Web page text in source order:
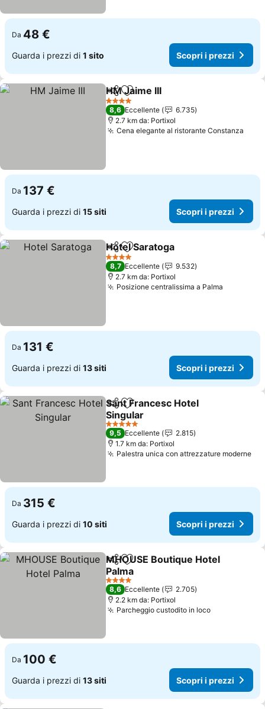
Da 48 €
Guarda i prezzi di 1 sito Scopri i prezzi
CondividiAggiungi ai preferiti
HM Jaime III
4 Stelle
8,6 Eccellente
6.735
2.7 km da: Portixol
Cena elegante al ristorante Constanza
Da 137 €
Guarda i prezzi di 15 siti Scopri i prezzi
CondividiAggiungi ai preferiti
Hotel Saratoga
4 Stelle
8,7 Eccellente
9.532
2.7 km da: Portixol
Posizione centralissima a Palma
Da 131 €
Guarda i prezzi di 13 siti Scopri i prezzi
CondividiAggiungi ai preferiti
Sant Francesc Hotel
Singular
Scopri i prezzi
5 Stelle
9,5 Eccellente
2.815
1.7 km da: Portixol
Palestra unica con attrezzature moderne
Da 315 €
Guarda i prezzi di 10 siti Scopri i prezzi
CondividiAggiungi ai preferiti
MHOUSE Boutique Hotel
Palma
Scopri i prezzi
4 Stelle
8,6 Eccellente
2.705
2.2 km da: Portixol
Parcheggio custodito in locoScopri i
Da 100 €
Guarda i prezzi di 13 siti Scopri i prezzi